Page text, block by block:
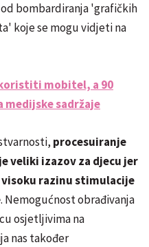
bombardiranja 'grafičkih
koje se mogu vidjeti na
koristiti mobitel, a 90
medijske sadržaje
procesuiranje
veliki izazov za djecu jer
razinu stimulacije
. Nemogućnost obrađivanja
osjetljivima na
nas također